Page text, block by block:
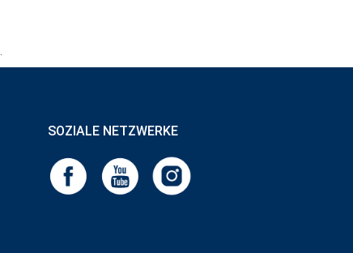
SOZIALE NETZWERKE